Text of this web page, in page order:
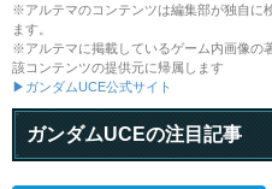
※アルテマのコンテンツは編集部が独自に
ます。
※アルテマに掲載しているゲーム内画像の
該コンテンツの提供元に帰属します
▶ガンダムUCE公式サイト
ガンダムUCEの注目記事